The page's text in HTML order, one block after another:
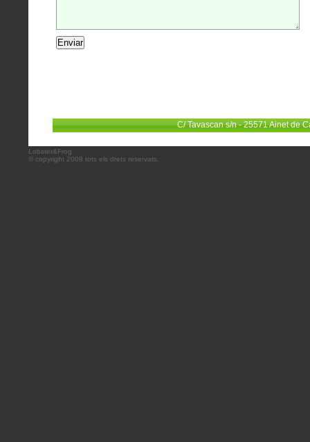
C/ Tavascan s/n - 25571 Ainet de
Lobster&Frog
© copyright 2008 tots els drets reservats.